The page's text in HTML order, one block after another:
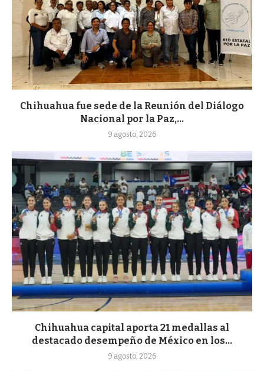
Chihuahua fue sede de la Reunión del Diálogo
Nacional por la Paz,...
9 agosto, 2026
Chihuahua capital aporta 21 medallas al
destacado desempeño de México en los...
9 agosto, 2026